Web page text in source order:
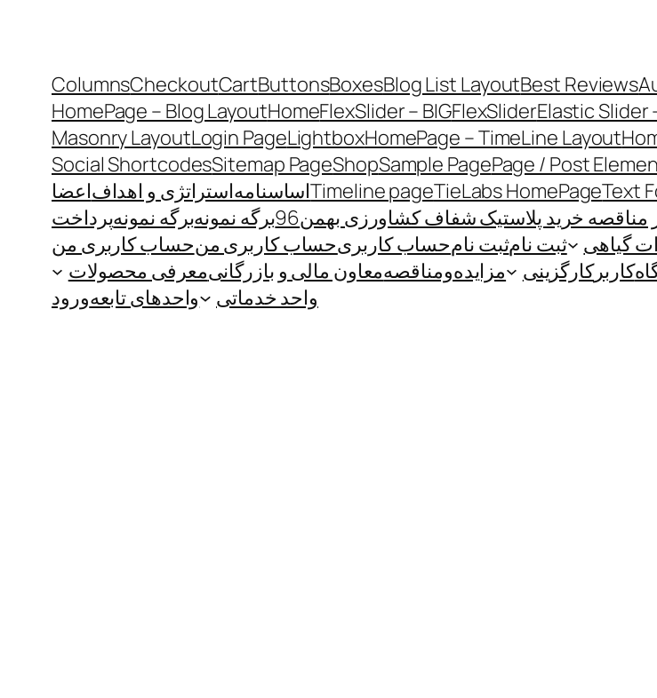
Best Reviews
Blog List Layout
Boxes
Buttons
Cart
Checkout
Columns
Elastic Slider
FlexSlider
FlexSlider – BIG
Home
HomePage – Blog Layout
HomePage – TimeLine Layout
Lightbox
Login Page
Masonry Layout
Page / Post
Sample Page
Shop
Sitemap Page
Social Shortcodes
Text
TieLabs HomePage
Timeline pageاساسنامهاستراتژی و اهدافاعضا
خرید پلاستیک شفاف کشاورزی بهمن96 برگه نمونهبرگه نمونهپرداخت
گیاهی ثبت نامثبت نامحساب کاربریحساب کاربری منحساب کاربری من
کاربرکارگزینی مزایده‌و‌مناقصهمعاون مالی و بازرگانیمعرفی محصولات
واحد خدماتی
واحدهای تابعهورود